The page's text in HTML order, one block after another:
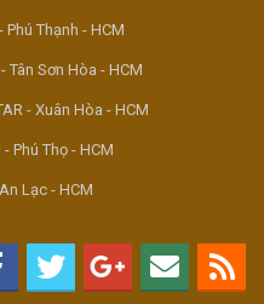
Thạnh - HCM
Tân Sơn Hòa - HCM
- Xuân Hòa - HCM
Phú Thọ - HCM
Lạc - HCM